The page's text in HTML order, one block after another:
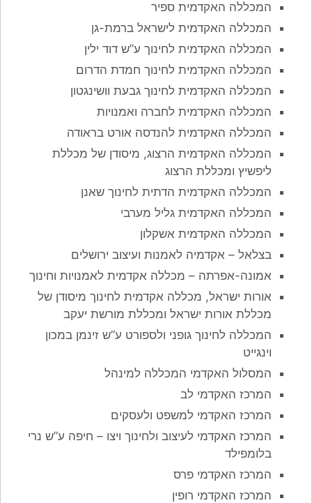
המכללה האקדמית ספיר
המכללה האקדמית לישראל ברמת-גן
המכללה האקדמית לחינוך ע”ש דוד ילין
המכללה האקדמית לחינוך חמדת הדרום
המכללה האקדמית לחינוך גבעת וושינגטון
המכללה האקדמית לחברה ואמנויות
המכללה האקדמית להנדסה אורט בראודה
המכללה האקדמית הרצוג, מיסודן של מכללת
ליפשיץ ומכללת הרצוג
המכללה האקדמית הדתית לחינוך שאנן
המכללה האקדמית גליל מערבי
המכללה האקדמית אשקלון
בצלאל – אקדמיה לאמנות ועיצוב ירושלים
אמונה-אפרתה – מכללה אקדמית לאמנויות וחינוך
אורות ישראל, מכללה אקדמית לחינוך מיסודן של
מכללת אורות ישראל ומכללת מורשת יעקב
המכללה לחינוך גופני ולספורט ע”ש זינמן במכון
וינגייט
המסלול האקדמי המכללה למינהל
המרכז האקדמי לב
המרכז האקדמי למשפט ולעסקים
המרכז האקדמי לעיצוב ולחינוך ויצו – חיפה ע”ש נרי
בלומפילד
המרכז האקדמי פרס
המרכז האקדמי רופין